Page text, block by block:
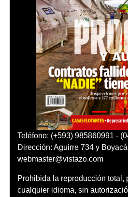
Teléfono: (+593) 985860991 -
Dirección: Aguirre 734 y
webmaster@vistazo.com
Prohibida la reproducción total,
cualquier idioma, sin